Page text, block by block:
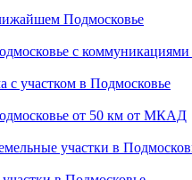
Подмосковье
с коммуникациями
с участком в Подмосковье
от 50 км от МКАД
участки в